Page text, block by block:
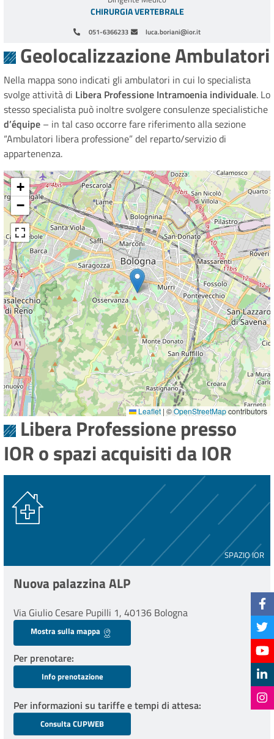
051-6366233 luca.boriani@ior.it
CHIRURGIA VERTEBRALE
Geolocalizzazione Ambulatori
Nella mappa sono indicati gli ambulatori in cui lo specialista
svolge attività di Libera Professione Intramoenia individuale. Lo
stesso specialista può inoltre svolgere consulenze specialistiche
d’équipe – in tal caso occorre fare riferimento alla sezione
“Ambulatori libera professione” del reparto/servizio di
appartenenza.
+
−
Leaflet | ©OpenStreetMapcontributors
Libera Professione presso
IOR o spazi acquisiti da IOR
SPAZIO IOR
Nuova palazzina ALP
Via Giulio Cesare Pupilli 1, 40136 Bologna
Mostra sulla mappa
Per prenotare
Info prenotazione
Per informazioni su tariffe e tempi di attesa
Consulta CUPWEB